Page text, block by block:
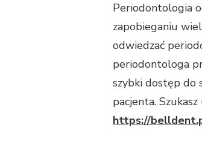
Periodontologia
zapobieganiu
odwiedzać
periodontologa
szybki dostęp do
pacjenta.
https://